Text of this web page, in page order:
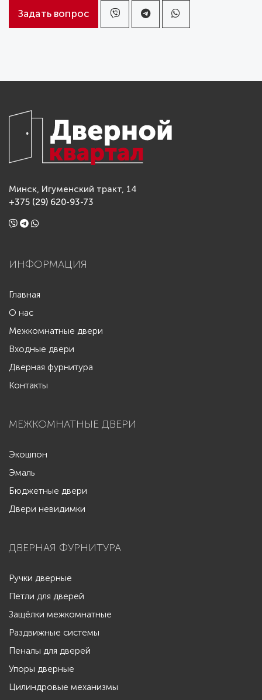
Задать вопрос
Минск, Игуменский тракт, 14
+375 (29) 620-93-73
ИНФОРМАЦИЯ
Главная
О нас
Межкомнатные двери
Входные двери
Дверная фурнитура
Контакты
МЕЖКОМНАТНЫЕ ДВЕРИ
Экошпон
Эмаль
Бюджетные двери
Двери невидимки
ДВЕРНАЯ ФУРНИТУРА
Ручки дверные
Петли для дверей
Защёлки межкомнатные
Раздвижные системы
Пеналы для дверей
Упоры дверные
Цилиндровые механизмы